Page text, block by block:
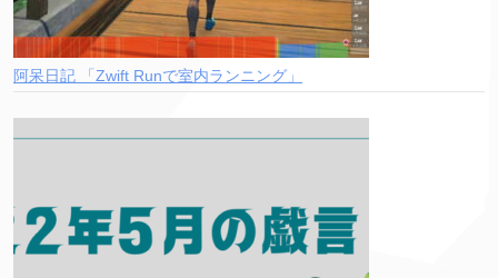
阿呆日記 「Zwift Runで室内ランニング」